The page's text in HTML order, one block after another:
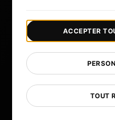
Copyright © 2026 LoadFocus |
Politique de confidentialité |
Préférences cookies
TOUT
ACCEPTER